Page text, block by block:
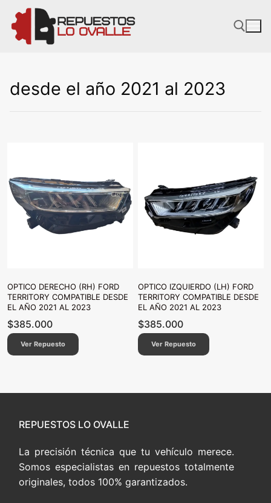
contenido
desde el año 2021 al 2023
OPTICO DERECHO (RH) FORD
TERRITORY COMPATIBLE DESDE
EL AÑO 2021 AL 2023
$385.000
Ver Repuesto
OPTICO IZQUIERDO (LH) FORD
TERRITORY COMPATIBLE DESDE
EL AÑO 2021 AL 2023
$385.000
Ver Repuesto
REPUESTOS LO OVALLE
La precisión técnica que tu vehículo merece.
Somos especialistas en repuestos totalmente
originales, todos 100% garantizados.